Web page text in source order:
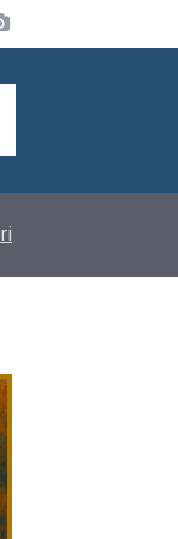
KURSLARI TÜM